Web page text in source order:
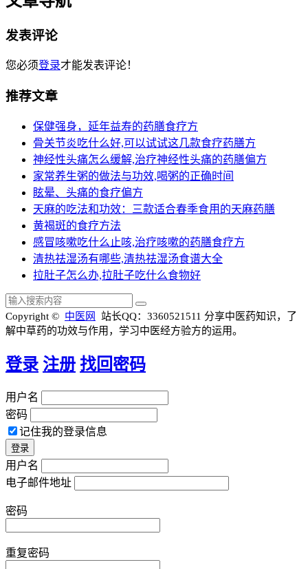
发表评论
您必须登录才能发表评论！
推荐文章
保健强身，延年益寿的药膳食疗方
骨关节炎吃什么好,可以试试这几款食疗药膳方
神经性头痛怎么缓解,治疗神经性头痛的药膳偏方
家常养生粥的做法与功效,喝粥的正确时间
眩晕、头痛的食疗偏方
天麻的吃法和功效：三款适合春季食用的天麻药膳
黄褐斑的食疗方法
感冒咳嗽吃什么止咳,治疗咳嗽的药膳食疗方
清热祛湿汤有哪些,清热祛湿汤食谱大全
拉肚子怎么办,拉肚子吃什么食物好
Copyright © 中医网 站长QQ：3360521511 分享中医药知识，了
解中草药的功效与作用，学习中医经方验方的运用。
登录 注册 找回密码
用户名
密码
记住我的登录信息
用户名
电子邮件地址
密码
重复密码